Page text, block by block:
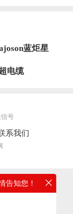
蓝炬星
电缆
号
系我们
告知您！